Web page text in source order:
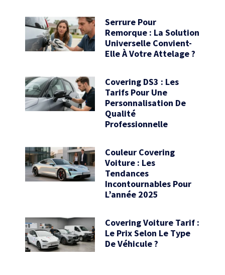
Serrure Pour
Remorque : La Solution
Universelle Convient-
Elle À Votre Attelage ?
Covering DS3 : Les
Tarifs Pour Une
Personnalisation De
Qualité
Professionnelle
Couleur Covering
Voiture : Les
Tendances
Incontournables Pour
L’année 2025
Covering Voiture Tarif :
Le Prix Selon Le Type
De Véhicule ?